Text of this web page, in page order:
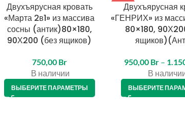
Двухъярусная кровать
«Марта 2в1» из массива
сосны (антик)80×180,
90Х200 (без ящиков)
750,00 Br
В наличии
ВЫБЕРИТЕ ПАРАМЕТРЫ
-17%
Двухъярусная
«ГЕНРИХ» из
80×180,
950,00 Br –
В
ВЫБЕРИТЕ